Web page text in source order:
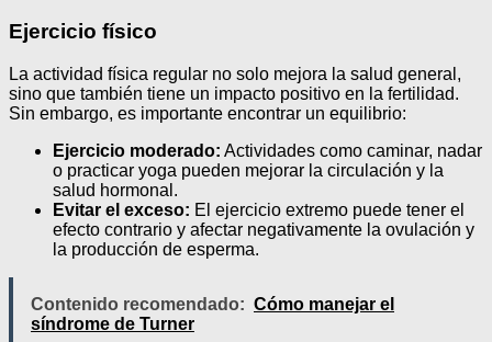
Ejercicio físico
La actividad física regular no solo mejora la salud general,
sino que también tiene un impacto positivo en la fertilidad.
Sin embargo, es importante encontrar un equilibrio:
Ejercicio moderado: Actividades como caminar, nadar
o practicar yoga pueden mejorar la circulación y la
salud hormonal.
Evitar el exceso: El ejercicio extremo puede tener el
efecto contrario y afectar negativamente la ovulación y
la producción de esperma.
Contenido recomendado: Cómo manejar el
síndrome de Turner